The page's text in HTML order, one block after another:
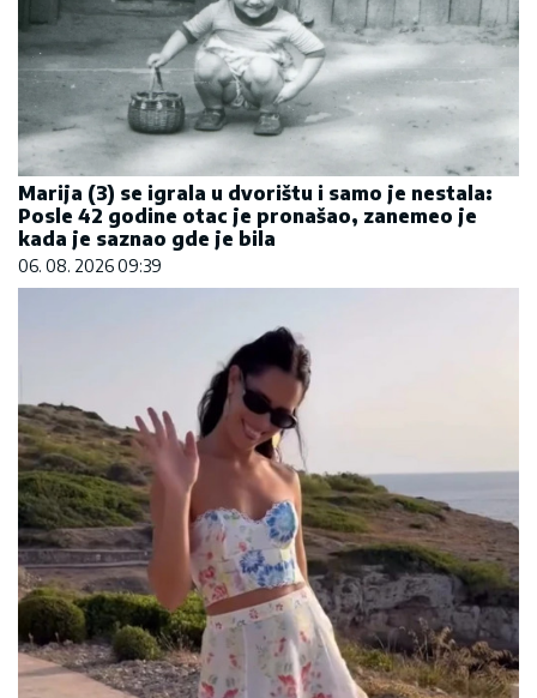
Marija (3) se igrala u dvorištu i samo je nestala:
Posle 42 godine otac je pronašao, zanemeo je
kada je saznao gde je bila
06. 08. 2026 09:39